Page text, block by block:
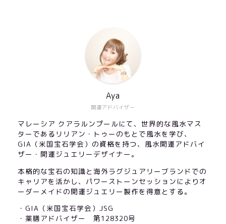
開運アドバイザー
Aya
マレーシア クアラルンプールにて、世界的な風水マス
ターであるリリアン・トゥーのもとで風水を学び、
GIA（米国宝石学会）の資格を持つ、風水開運アドバイ
ザー・開運ジュエリーデザイナー。
本格的な宝石の知識と海外ラグジュアリーブランドでの
キャリアを活かし、パワーストーンセッションによりオ
ーダーメイドの開運ジュエリー製作を得意とする。
・GIA（米国宝石学会）JSG
・薬膳アドバイザー 第128320号